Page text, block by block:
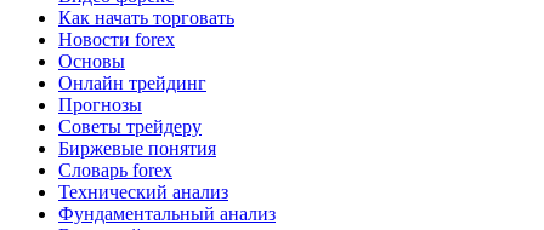
Как начать торговать
Новости forex
Основы
Онлайн трейдинг
Прогнозы
Советы трейдеру
Биржевые понятия
Словарь forex
Технический анализ
Фундаментальный анализ